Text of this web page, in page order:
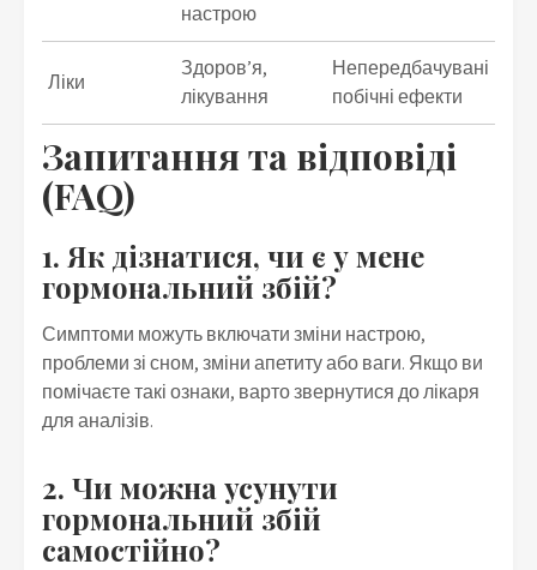
настрою
Ліки
Здоров’я,
лікування
Непередбачувані
побічні ефекти
Запитання та відповіді
(FAQ)
1. Як дізнатися, чи є у мене
гормональний збій?
Симптоми можуть включати зміни настрою,
проблеми зі сном, зміни апетиту або ваги. Якщо ви
помічаєте такі ознаки, варто звернутися до лікаря
для аналізів.
2. Чи можна усунути
гормональний збій
самостійно?